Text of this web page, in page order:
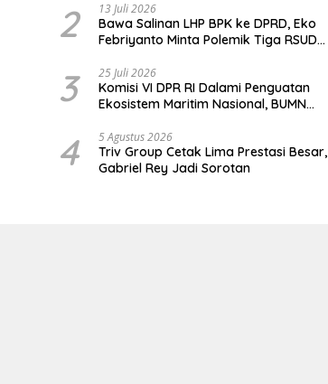
2 13 Juli 2026
Bawa Salinan LHP BPK ke DPRD, Eko
Febriyanto Minta Polemik Tiga RSUD
Opini
3 25 Juli 2026
Komisi VI DPR RI Dalami Penguatan
Ekosistem Maritim Nasional, BUMN
Surabaya
4 5 Agustus 2026
Triv Group Cetak Lima Prestasi Besar,
Gabriel Rey Jadi Sorotan